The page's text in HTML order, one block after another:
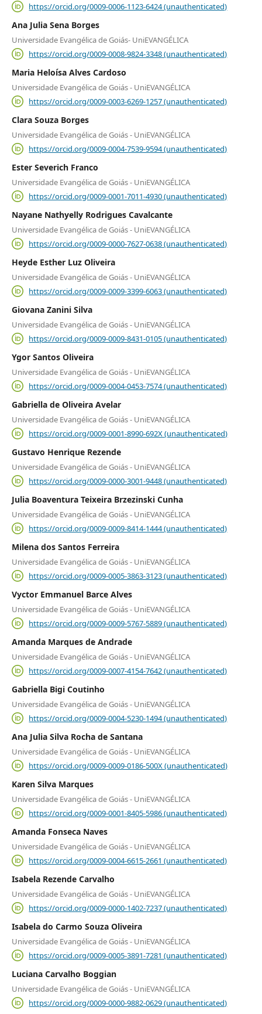
https://orcid.org/0009-0006-1123-6424 (unauthenticated)
Ana Julia Sena Borges
Universidade Evangélica de Goiás- UniEVANGÉLICA
https://orcid.org/0009-0008-9824-3348 (unauthenticated)
Maria Heloísa Alves Cardoso
Universidade Evangélica de Goiás - UniEVANGÉLICA
https://orcid.org/0009-0003-6269-1257 (unauthenticated)
Clara Souza Borges
Universidade Evangélica de Goiás - UniEVANGÉLICA
https://orcid.org/0009-0004-7539-9594 (unauthenticated)
Ester Severich Franco
Universidade Evangélica de Goiás - UniEVANGÉLICA
https://orcid.org/0009-0001-7011-4930 (unauthenticated)
Nayane Nathyelly Rodrigues Cavalcante
Universidade Evangélica de Goiás - UniEVANGÉLICA
https://orcid.org/0009-0000-7627-0638 (unauthenticated)
Heyde Esther Luz Oliveira
Universidade Evangélica de Goiás - UniEVANGÉLICA
https://orcid.org/0009-0009-3399-6063 (unauthenticated)
Giovana Zanini Silva
Universidade Evangélica de Goiás - UniEVANGÉLICA
https://orcid.org/0009-0009-8431-0105 (unauthenticated)
Ygor Santos Oliveira
Universidade Evangélica de Goiás - UniEVANGÉLICA
https://orcid.org/0009-0004-0453-7574 (unauthenticated)
Gabriella de Oliveira Avelar
Universidade Evangélica de Goiás - UniEVANGÉLICA
https://orcid.org/0009-0001-8990-692X (unauthenticated)
Gustavo Henrique Rezende
Universidade Evangélica de Goiás - UniEVANGÉLICA
https://orcid.org/0009-0000-3001-9448 (unauthenticated)
Julia Boaventura Teixeira Brzezinski Cunha
Universidade Evangélica de Goiás - UniEVANGÉLICA
https://orcid.org/0009-0009-8414-1444 (unauthenticated)
Milena dos Santos Ferreira
Universidade Evangélica de Goiás - UniEVANGÉLICA
https://orcid.org/0009-0005-3863-3123 (unauthenticated)
Vyctor Emmanuel Barce Alves
Universidade Evangélica de Goiás - UniEVANGÉLICA
https://orcid.org/0009-0009-5767-5889 (unauthenticated)
Amanda Marques de Andrade
Universidade Evangélica de Goiás - UniEVANGÉLICA
https://orcid.org/0009-0007-4154-7642 (unauthenticated)
Gabriella Bigi Coutinho
Universidade Evangélica de Goiás - UniEVANGÉLICA
https://orcid.org/0009-0004-5230-1494 (unauthenticated)
Ana Julia Silva Rocha de Santana
Universidade Evangélica de Goiás - UniEVANGÉLICA
https://orcid.org/0009-0009-0186-500X (unauthenticated)
Karen Silva Marques
Universidade Evangélica de Goiás - UniEVANGÉLICA
https://orcid.org/0009-0001-8405-5986 (unauthenticated)
Amanda Fonseca Naves
Universidade Evangélica de Goiás - UniEVANGÉLICA
https://orcid.org/0009-0004-6615-2661 (unauthenticated)
Isabela Rezende Carvalho
Universidade Evangélica de Goiás - UniEVANGÉLICA
https://orcid.org/0009-0000-1402-7237 (unauthenticated)
Isabela do Carmo Souza Oliveira
Universidade Evangélica de Goiás - UniEVANGÉLICA
https://orcid.org/0009-0005-3891-7281 (unauthenticated)
Luciana Carvalho Boggian
Universidade Evangélica de Goiás - UniEVANGÉLICA
https://orcid.org/0009-0000-9882-0629 (unauthenticated)